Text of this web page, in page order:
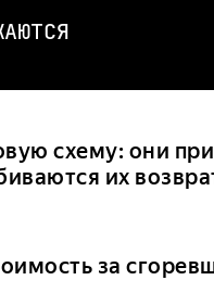
схему: они
их
за